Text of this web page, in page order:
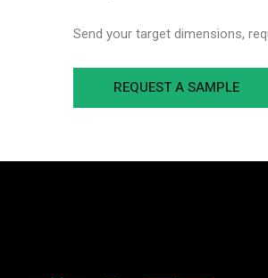
Send your target dimensions,
REQUEST A SAMPLE